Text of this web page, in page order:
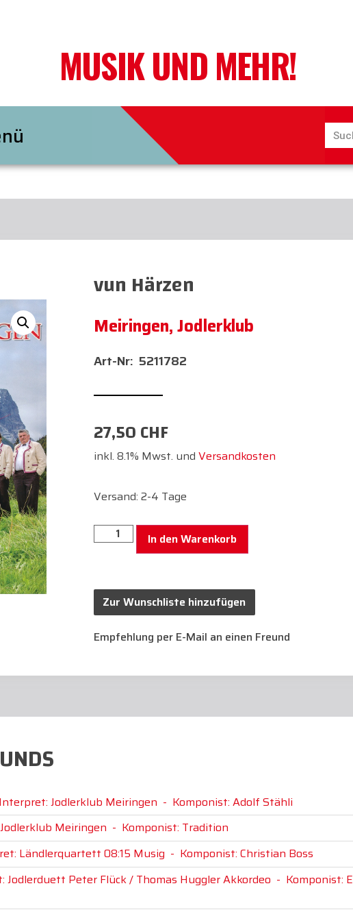
MUSIK UND MEHR!
vun Härzen
Meiringen, Jodlerklub
5211782
27,50CHF
inkl. 8.1% Mwst. und Versandkosten
Versand: 2-4 Tage
In den Warenkorb
Zur Wunschliste hinzufügen
Empfehlung per E-Mail an einen Freund
Interpret: Jodlerklub Meiringen - Komponist: Adolf Stähli
Meiringen - Komponist: Tradition
Ländlerquartett 08:15 Musig - Komponist: Christian Boss
Jodlerduett Peter Flück / Thomas Huggler Akkordeo - Komponist: